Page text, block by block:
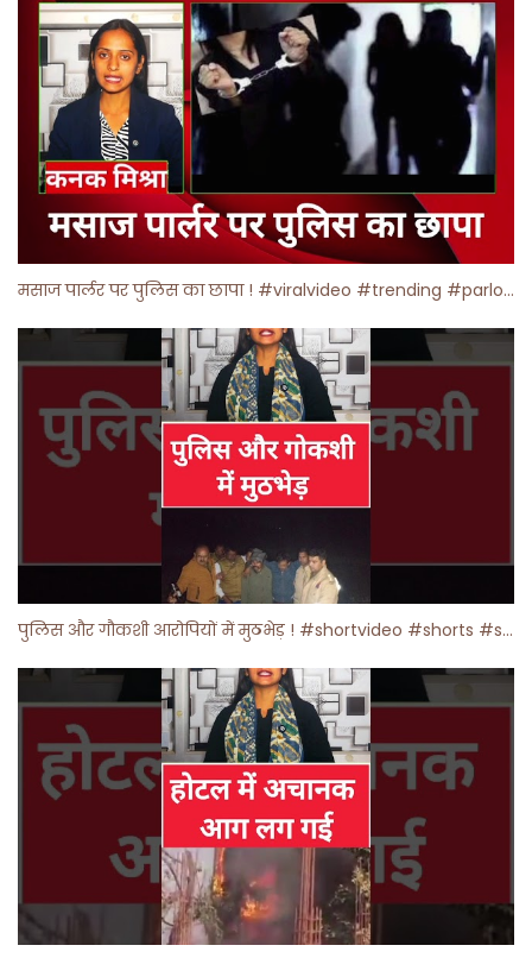
मसाज पार्लर पर पुलिस का छापा ! #viralvideo #trending #parlour
पुलिस और गौकशी आरोपियों में मुठभेड़ ! #shortvideo #shorts #shortsfeed